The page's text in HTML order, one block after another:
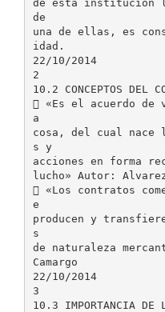
de ésta institución
de
una de ellas, es
idad.
22/10/2014
2
10.2 CONCEPTOS DEL
 «Es el acuerdo de
a
cosa, del cual nace
s y
acciones en forma
lucho» Autor:
 «Los contratos
e
producen y
s
de naturaleza
Camargo
22/10/2014
3
10.3 IMPORTANCIA DE